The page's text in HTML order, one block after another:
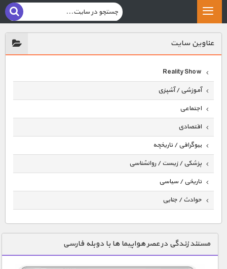
عناوين سايت
Reality Show
آموزشی / آشپزی
اجتماعی
اقتصادی
بیوگرافی / تاریخچه
پزشکی / زیست / روانشناسی
تاریخی / سیاسی
حوادث / جنایی
دنیای خوراکی ها
زمین شناسی / محیط زیست
مستند زندگی در عصر هواپیما ها با دوبله فارسی